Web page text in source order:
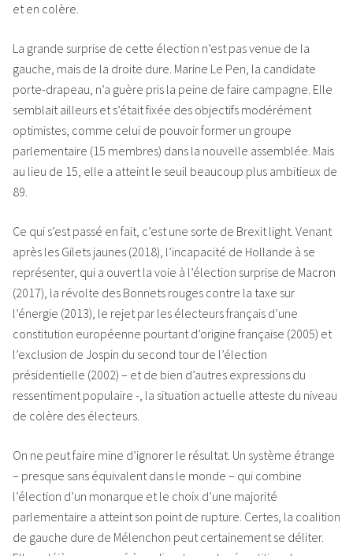
et en colère.
La grande surprise de cette élection n’est pas venue de la
gauche, mais de la droite dure. Marine Le Pen, la candidate
porte-drapeau, n’a guère pris la peine de faire campagne. Elle
semblait ailleurs et s’était fixée des objectifs modérément
optimistes, comme celui de pouvoir former un groupe
parlementaire (15 membres) dans la nouvelle assemblée. Mais
au lieu de 15, elle a atteint le seuil beaucoup plus ambitieux de
89.
Ce qui s’est passé en fait, c’est une sorte de Brexit light. Venant
après les Gilets jaunes (2018), l’incapacité de Hollande à se
représenter, qui a ouvert la voie à l’élection surprise de Macron
(2017), la révolte des Bonnets rouges contre la taxe sur
l’énergie (2013), le rejet par les électeurs français d’une
constitution européenne pourtant d’origine française (2005) et
l’exclusion de Jospin du second tour de l’élection
présidentielle (2002) – et de bien d’autres expressions du
ressentiment populaire -, la situation actuelle atteste du niveau
de colère des électeurs.
On ne peut faire mine d’ignorer le résultat. Un système étrange
– presque sans équivalent dans le monde – qui combine
l’élection d’un monarque et le choix d’une majorité
parlementaire a atteint son point de rupture. Certes, la coalition
de gauche dure de Mélenchon peut certainement se déliter.